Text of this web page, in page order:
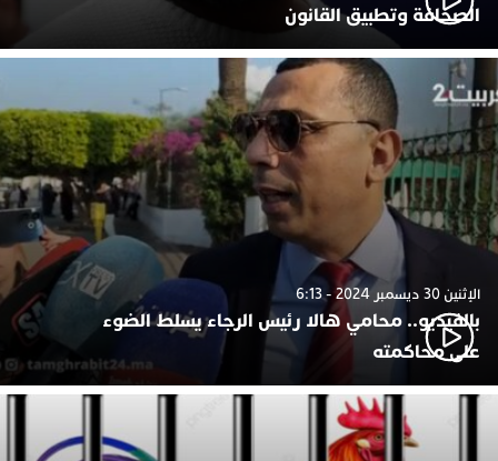
الصحافة وتطبيق القانون
الإثنين 30 ديسمبر 2024 - 6:13
بالفيديو.. محامي هالا رئيس الرجاء يسلط الضوء
على محاكمته